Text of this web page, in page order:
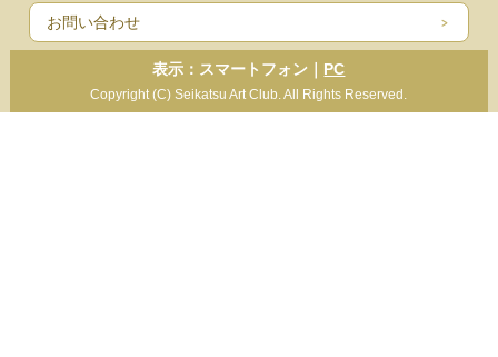
お問い合わせ
表示：スマートフォン｜ PC
Copyright (C) Seikatsu Art Club. All Rights Reserved.